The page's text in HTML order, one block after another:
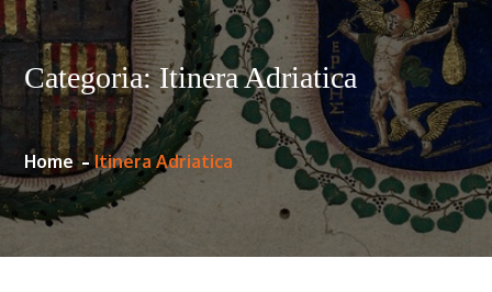
Categoria:Itinera Adriatica
Home Itinera Adriatica